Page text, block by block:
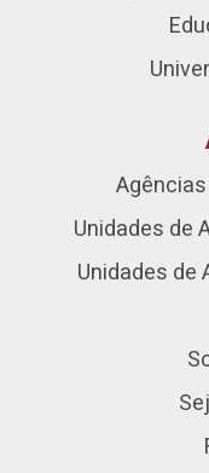
Unidades de
Unidades de